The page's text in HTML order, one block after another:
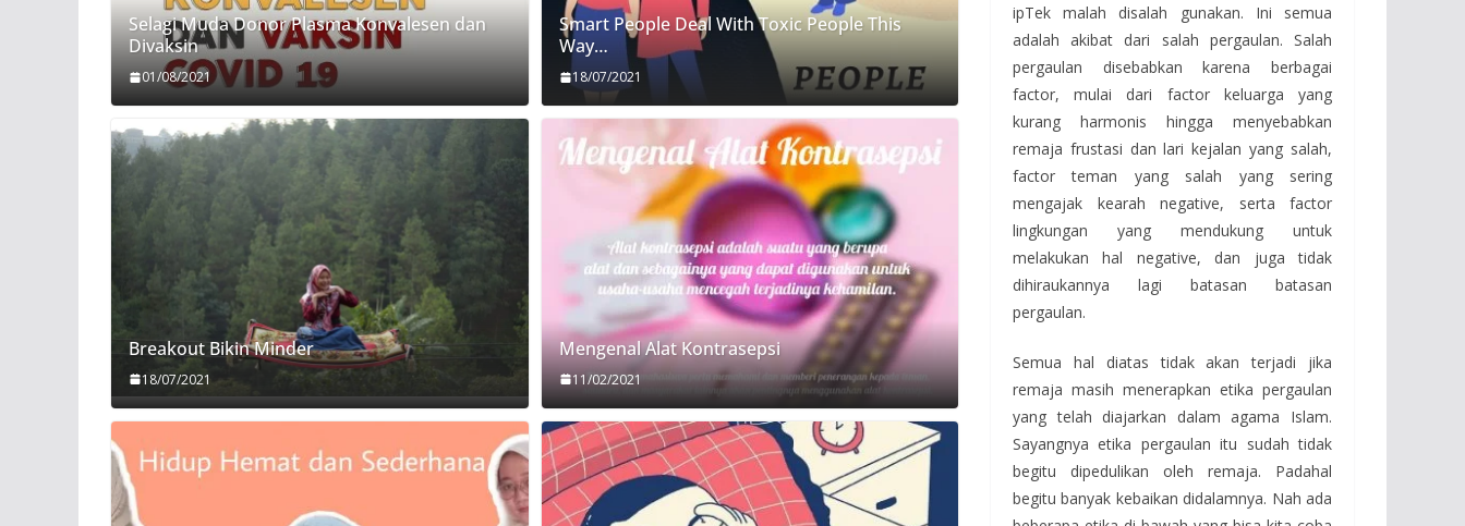
ipTek malah disalah gunakan. Ini semua
adalah akibat dari salah pergaulan. Salah
pergaulan disebabkan karena berbagai
factor, mulai dari factor keluarga yang
kurang harmonis hingga menyebabkan
remaja frustasi dan lari kejalan yang salah,
factor teman yang salah yang sering
mengajak kearah negative, serta factor
lingkungan yang mendukung untuk
melakukan hal negative, dan juga tidak
dihiraukannya lagi batasan batasan
pergaulan.
Semua hal diatas tidak akan terjadi jika
remaja masih menerapkan etika pergaulan
yang telah diajarkan dalam agama Islam.
Sayangnya etika pergaulan itu sudah tidak
begitu dipedulikan oleh remaja. Padahal
begitu banyak kebaikan didalamnya. Nah ada
Selagi Muda Donor Plasma Konvalesen dan
Divaksin
01/08/2021
Smart People Deal With Toxic People This
Way…
18/07/2021
Breakout Bikin Minder
18/07/2021
Mengenal Alat Kontrasepsi
11/02/2021